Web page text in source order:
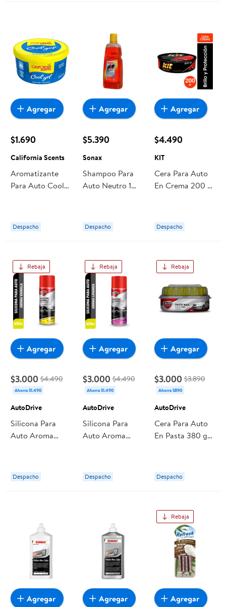
$1.690
California Scents
Aromatizante
Para Auto Cool
Scents
Despacho
Agregar
$5.390
Sonax
Shampoo Para
Auto Neutro 1
Despacho
Agregar
$4.490
KIT
Cera Para Auto
En Crema 200 g
Despacho
Agregar
Rebaja
$3.000 $4.490
Ahorra $1.490
AutoDrive
Silicona Para
Auto Aroma
Despacho
Agregar
Rebaja
$3.000 $4.490
Ahorra $1.490
AutoDrive
Silicona Para
Auto Aroma
Despacho
Agregar
Rebaja
$3.000 $3.890
Ahorra $890
AutoDrive
Cera Para Auto
En Pasta 380 g
Despacho
Agregar
Agregar Agregar
Rebaja
Agregar